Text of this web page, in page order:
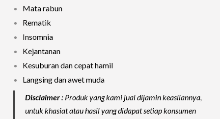
Mata rabun
Rematik
Insomnia
Kejantanan
Kesuburan dan cepat hamil
Langsing dan awet muda
Disclaimer : Produk yang kami jual dijamin keasliannya,
untuk khasiat atau hasil yang didapat setiap konsumen